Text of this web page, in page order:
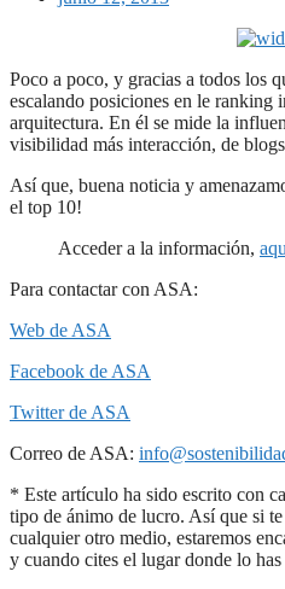
Poco a poco, y gracias a todos los
escalando posiciones en le ranking
arquitectura. En él se mide la
visibilidad más interacción, de
Así que, buena noticia y
el top 10!
Acceder a la información,
Para contactar con ASA:
Web de ASA
Facebook de ASA
Twitter de ASA
Correo de ASA:
* Este artículo ha sido escrito con
tipo de ánimo de lucro. Así que si
cualquier otro medio, estaremos
y cuando cites el lugar donde lo